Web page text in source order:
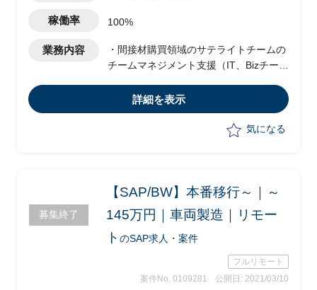
稼働率 100%
業務内容
・間接材購買領域のサテライトチームの
チームマネジメント支援（IT、Bizチーム
・グローバルコミュニケーション支援
・サテライトチームの課題検討支援
詳細を表示
気になる
募集終了
【SAP/BW】本番移行～｜～
145万円｜車両製造｜リモー
ト のSAP求人・案件
フルリモート
案件No. 0109281
公開日: 2021/03/10